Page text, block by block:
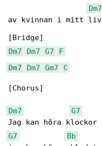
Dm7
av kvinnan i mitt liv
Dm7
Dm7 G7
F
Dm7
Dm7 Gm7 C
[Chorus]
Dm7
G7
G7
Bb